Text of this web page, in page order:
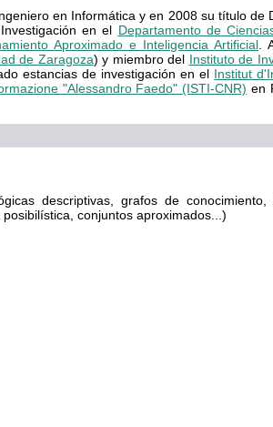
en Informática y en 2008 su título de
en el Departamento de
Aproximado e Inteligencia Artificial.
de Zaragoza) y miembro del Instituto de
estancias de investigación en el Institut
"Alessandro Faedo" (ISTI-CNR) en
descriptivas, grafos de
conjuntos aproximados...)